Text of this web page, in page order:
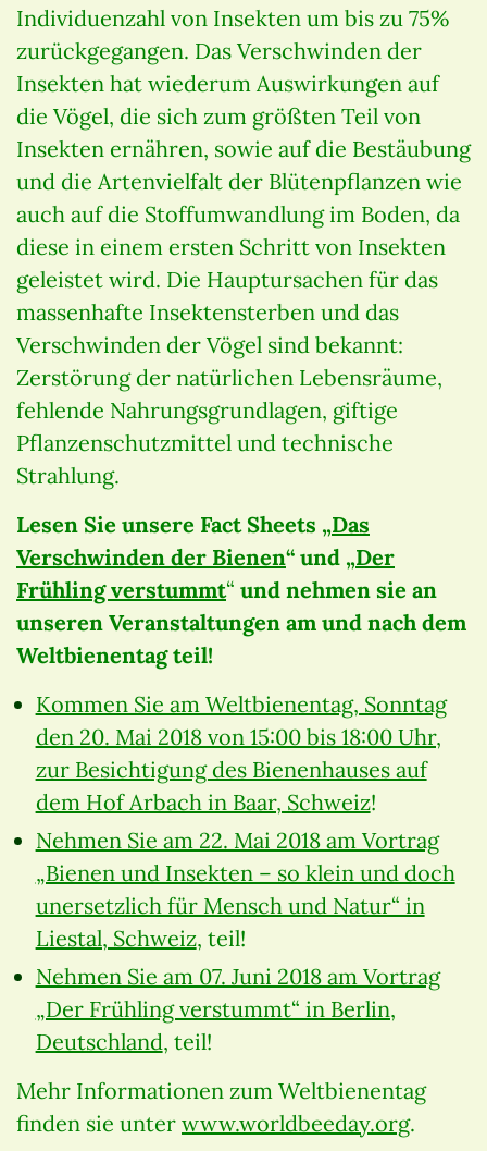
Individuenzahl von Insekten um bis zu 75%
zurückgegangen. Das Verschwinden der
Insekten hat wiederum Auswirkungen auf
die Vögel, die sich zum größten Teil von
Insekten ernähren, sowie auf die Bestäubung
und die Artenvielfalt der Blütenpflanzen wie
auch auf die Stoffumwandlung im Boden, da
diese in einem ersten Schritt von Insekten
geleistet wird. Die Hauptursachen für das
massenhafte Insektensterben und das
Verschwinden der Vögel sind bekannt:
Zerstörung der natürlichen Lebensräume,
fehlende Nahrungsgrundlagen, giftige
Pflanzenschutzmittel und technische
Strahlung.
Lesen Sie unsere Fact Sheets „Das
Verschwinden der Bienen“ und „Der
Frühling verstummt“ und nehmen sie an
unseren Veranstaltungen am und nach dem
Weltbienentag teil!
Kommen Sie am Weltbienentag, Sonntag
den 20. Mai 2018 von 15:00 bis 18:00 Uhr,
zur Besichtigung des Bienenhauses auf
dem Hof Arbach in Baar, Schweiz!
Nehmen Sie am 22. Mai 2018 am Vortrag
„Bienen und Insekten – so klein und doch
unersetzlich für Mensch und Natur“ in
Liestal, Schweiz, teil!
Nehmen Sie am 07. Juni 2018 am Vortrag
„Der Frühling verstummt“ in Berlin,
Deutschland, teil!
Mehr Informationen zum Weltbienentag
finden sie unter www.worldbeeday.org.